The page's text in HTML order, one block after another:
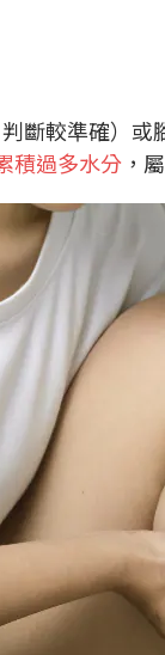
斷較準確）
積過多水分 ，